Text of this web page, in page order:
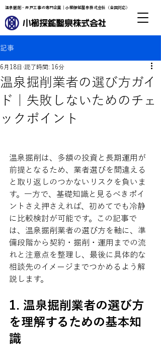
温泉掘削・井戸工事の専門企業｜小櫛探鉱鑿泉株式会社（全国対応）
記事
温泉掘削業者の選び方ガイ
ド｜失敗しないためのチェ
ックポイント
6月18日 読了時間: 16分
温泉掘削は、多額の投資と長期運用が
前提となるため、業者選びを間違える
と取り返しのつかないリスクを負いま
す。一方で、基礎知識と見るべきポイ
ントさえ押さえれば、初めてでも冷静
に比較検討が可能です。この記事で
は、温泉掘削業者の選び方を軸に、準
備段階から契約・掘削・運用までの流
れと注意点を整理し、最後に具体的な
相談先のイメージまでつかめるよう解
説します。
1. 温泉掘削業者の選び方
を理解するための基本知
識